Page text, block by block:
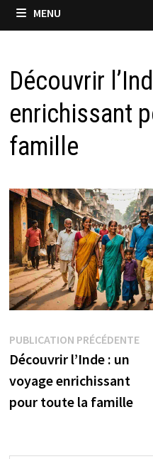
MENU
Découvrir
enrichissant
famille
Navigation
de
l’article
PUBLICATION PRÉCÉDENTE
Découvrir l’Inde : un
voyage enrichissant
pour toute la famille